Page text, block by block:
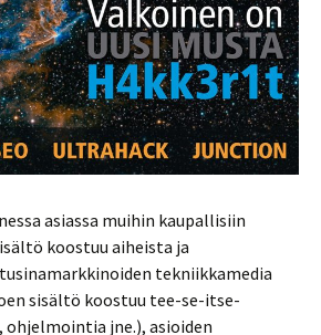
asiassa muihin kaupallisiin
koostuu aiheista ja
tekniikkamedia
sisältö koostuu tee-se-itse-
jne.), asioiden